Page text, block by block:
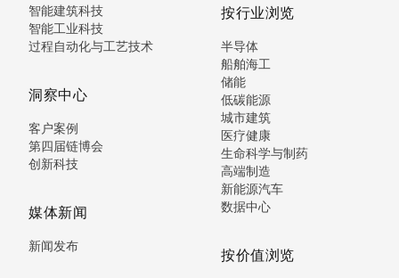
智能建筑科技
智能工业科技
过程自动化与工艺技术
洞察中心
客户案例
第四届链博会
创新科技
媒体新闻
新闻发布
按行业浏览
半导体
船舶海工
储能
低碳能源
城市建筑
医疗健康
生命科学与制药
高端制造
新能源汽车
数据中心
按价值浏览